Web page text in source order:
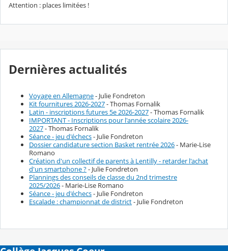
Attention : places limitées !
Dernières actualités
Voyage en Allemagne- Julie Fondreton
Kit fournitures 2026-2027- Thomas Fornalik
Latin - inscriptions futures 5e 2026-2027- Thomas Fornalik
IMPORTANT - Inscriptions pour l'année scolaire 2026-
2027- Thomas Fornalik
Séance - jeu d'échecs- Julie Fondreton
Dossier candidature section Basket rentrée 2026- Marie-Lise
Romano
Création d'un collectif de parents à Lentilly - retarder l'achat
d'un smartphone ?- Julie Fondreton
Plannings des conseils de classe du 2nd trimestre
2025/2026- Marie-Lise Romano
Séance - jeu d'échecs- Julie Fondreton
Escalade : championnat de district- Julie Fondreton